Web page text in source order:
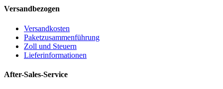
Versandbezogen
Versandkosten
Paketzusammenführung
Zoll und Steuern
Lieferinformationen
After-Sales-Service